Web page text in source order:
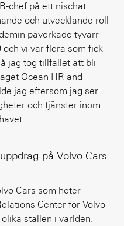
chef på ett nischat
och utvecklande roll
påverkade tyvärr
vi var flera som fick
jag tog tillfället att bli
Ocean HR and
jag eftersom jag ser
och tjänster inom
på Volvo Cars.
Cars som heter
Center för Volvo
ställen i världen.